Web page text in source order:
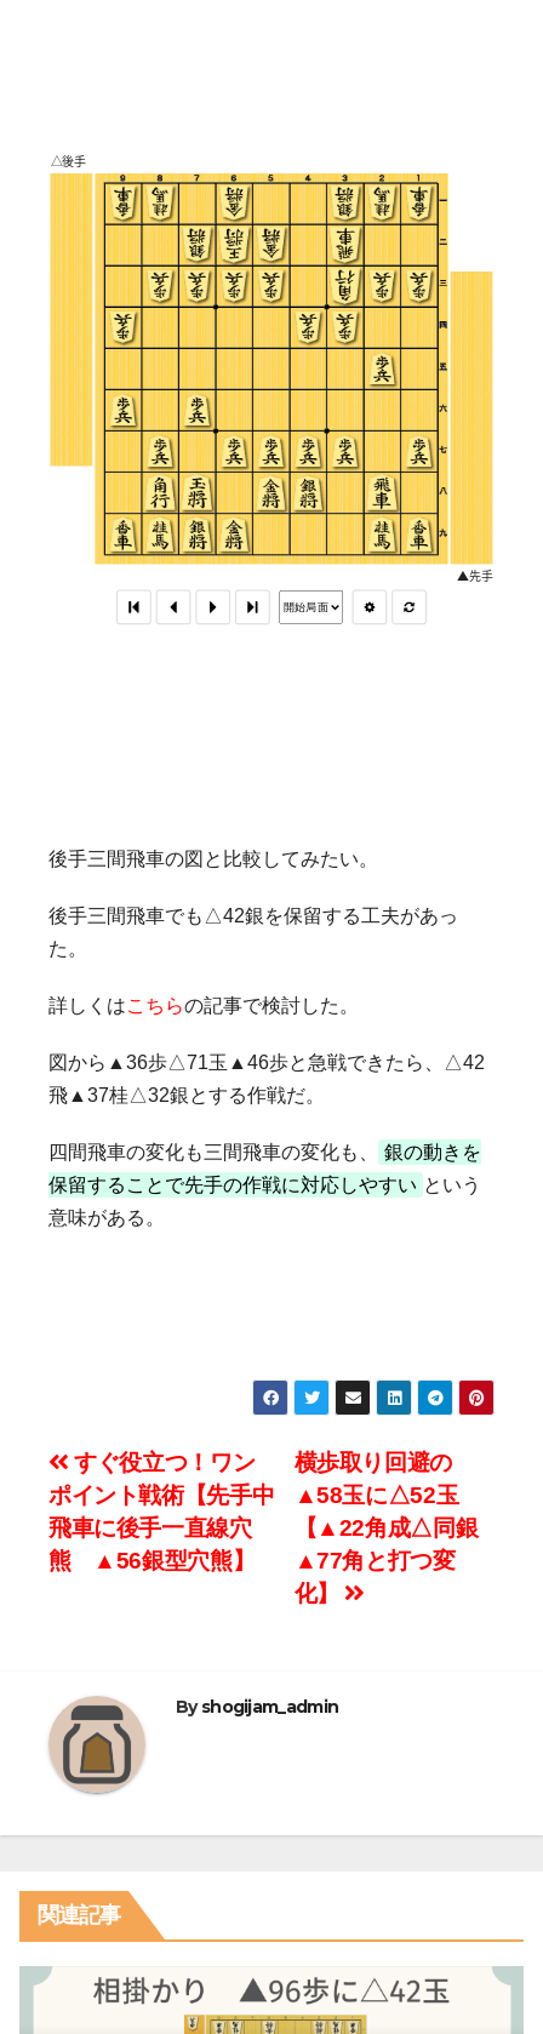
後手三間飛車の図と比較してみたい。
後手三間飛車でも△42銀を保留する工夫があっ
た。
詳しくはこちらの記事で検討した。
図から▲36歩△71玉▲46歩と急戦できたら、△42
飛▲37桂△32銀とする作戦だ。
四間飛車の変化も三間飛車の変化も、
銀の動きを
保留することで先手の作戦に対応しやすい という
意味がある。
投
稿
ナ
ー
シ
横歩取り回避の
▲58玉に△52玉
【▲22角成△同銀
▲77角と打つ変
化】
すぐ役立つ！ワン
ポイント戦術【先手中
飛車に後手一直線穴
熊 ▲56銀型穴熊】
Byshogijam_admin
関連記事